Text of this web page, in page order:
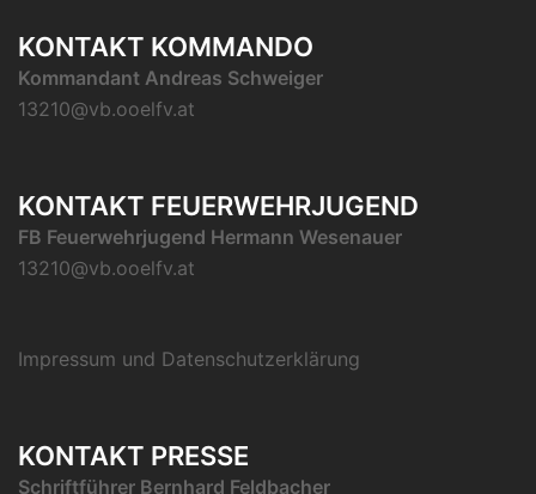
KONTAKT KOMMANDO
Kommandant Andreas Schweiger
13210@vb.ooelfv.at
KONTAKT FEUERWEHRJUGEND
FB Feuerwehrjugend Hermann Wesenauer
13210@vb.ooelfv.at
Impressum und Datenschutzerklärung
KONTAKT PRESSE
Schriftführer Bernhard Feldbacher